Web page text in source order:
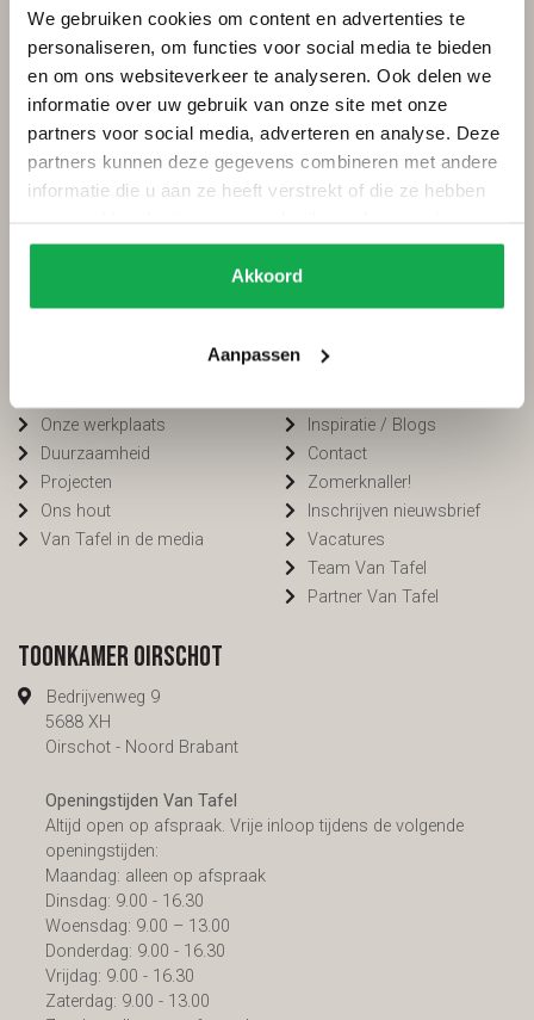
We gebruiken cookies om content en advertenties te
personaliseren, om functies voor social media te bieden
en om ons websiteverkeer te analyseren. Ook delen we
informatie over uw gebruik van onze site met onze
partners voor social media, adverteren en analyse. Deze
partners kunnen deze gegevens combineren met andere
informatie die u aan ze heeft verstrekt of die ze hebben
Akkoord
Aanpassen
Ovale tafels
Deens ovale tafels
Fins ovale tafels
Plat ovale tafels
Organische tafels
Rechthoekige tafels
Boomstamtafels
Onderhoud
Onderhoud tuinmeubels
Bestellen
Betalen
Bezorging
Voorwaarden
Privacy
Onze werkplaats
Duurzaamheid
Projecten
Ons hout
Van Tafel in de media
Winkelen bij
Inspiratie / Blogs
Contact
Zomerknaller!
Inschrijven nieuwsbrief
Vacatures
Team Van Tafel
Partner Van Tafel
Toonkamer Oirschot
Bedrijvenweg 9
5688 XH
Oirschot - Noord Brabant
Openingstijden Van Tafel
Altijd open op afspraak. Vrije inloop tijdens de volgende
openingstijden:
Maandag: alleen op afspraak
Dinsdag: 9.00 - 16.30
Woensdag: 9.00 – 13.00
Donderdag: 9.00 - 16.30
Vrijdag: 9.00 - 16.30
Zaterdag: 9.00 - 13.00